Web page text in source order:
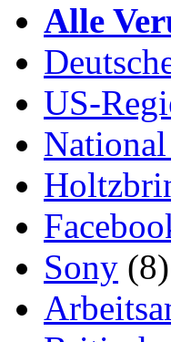
Alle
US-
Sony (8)